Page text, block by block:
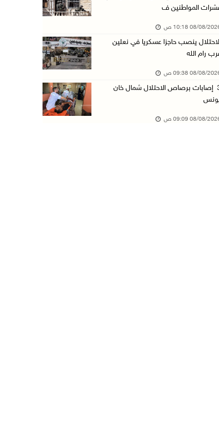
قوات الاحتلال تعتقل طفلا من قرية عنزا جنوب جن ...
قوات الاحتلال تغلق مداخل يعبد جنوب غرب جنين
07/آب/2026 10:15 م
الاحتلال يعيق تنقل المواطنين ويقتحم بلدات شرق ...
المواطنين ف
08/2026 10:18 ص
ينصب حاجزا عسكريا في نعلين
رام الله
08/2026 09:38 ص
3 إصابات برصاص الاحتلال شمال خان
08/2026 09:09 ص